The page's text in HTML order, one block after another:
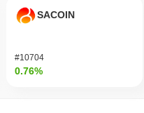
SACOIN
#10704
0.76%